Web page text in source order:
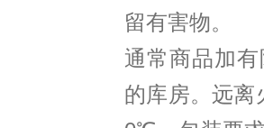
留有害物。
通常商品加
的库房。远离